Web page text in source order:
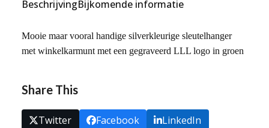
BeschrijvingBijkomende informatie
Mooie maar vooral handige silverkleurige sleutelhanger
met winkelkarmunt met een gegraveerd LLL logo in groen
Share This
Twitter Facebook
LinkedIn